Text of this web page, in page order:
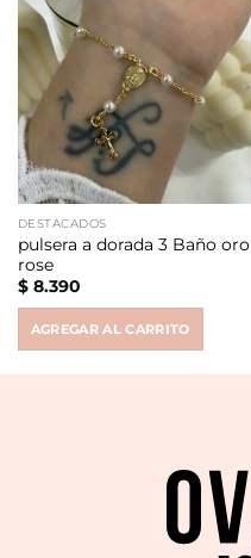
DESTACADOS
pulsera a dorada 3 Baño oro
rose
$8.390
AGREGAR AL CARRITO